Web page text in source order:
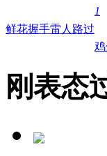
鲜花握手雷人 路过
1
刚表态